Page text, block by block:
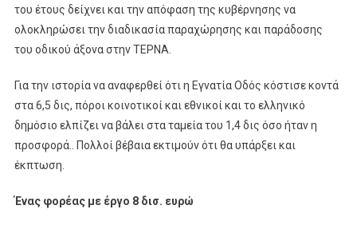
του έτους δείχνει και την απόφαση της κυβέρνησης να
ολοκληρώσει την διαδικασία παραχώρησης και παράδοσης
του οδικού άξονα στην ΤΕΡΝΑ.
Για την ιστορία να αναφερθεί ότι η Εγνατία Οδός κόστισε κοντά
στα 6,5 δις, πόροι κοινοτικοί και εθνικοί και το ελληνικό
δημόσιο ελπίζει να βάλει στα ταμεία του 1,4 δις όσο ήταν η
προσφορά.. Πολλοί βέβαια εκτιμούν ότι θα υπάρξει και
έκπτωση.
Ένας φορέας με έργο 8 δισ. ευρώ